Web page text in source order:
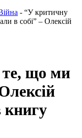
- “У критичну
в собі” – Олексій
що ми
книгу